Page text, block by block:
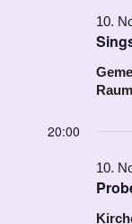
2025
10.
Raum
20:00
10.